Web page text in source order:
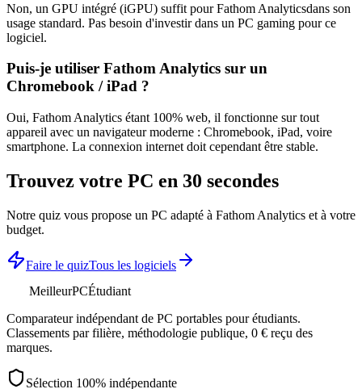
Non, un GPU intégré (iGPU) suffit pourFathom Analyticsdans son
usage standard. Pas besoin d'investir dans un PC gaming pour ce
logiciel.
Puis-je utiliser Fathom Analytics sur un
Chromebook / iPad ?
Oui, Fathom Analytics étant 100% web, il fonctionne sur tout
appareil avec un navigateur moderne : Chromebook, iPad, voire
smartphone. La connexion internet doit cependant être stable.
Trouvez votre PC en 30 secondes
Notre quiz vous propose un PC adapté à Fathom Analytics et à votre
budget.
Faire le quizTous les logiciels
MeilleurPCÉtudiant
Comparateur indépendant de PC portables pour étudiants.
Classements par filière, méthodologie publique, 0 € reçu des
marques.
Sélection 100% indépendante